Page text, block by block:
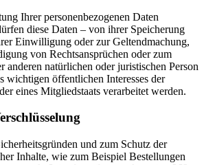
Ihrer personenbezogenen Daten
diese Daten – von ihrer Speicherung
Einwilligung oder zur Geltendmachung,
von Rechtsansprüchen oder zum
anderen natürlichen oder juristischen Person
wichtigen öffentlichen Interesses der
eines Mitgliedstaats verarbeitet werden.
und zum Schutz der
Inhalte, wie zum Beispiel Bestellungen